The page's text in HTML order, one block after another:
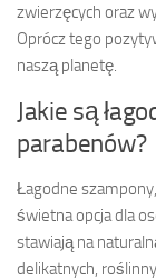
zwierzęcych oraz
Oprócz tego
naszą planetę.
Jakie są
parabenów?
Łagodne
świetna opcja dla
stawiają na
delikatnych,